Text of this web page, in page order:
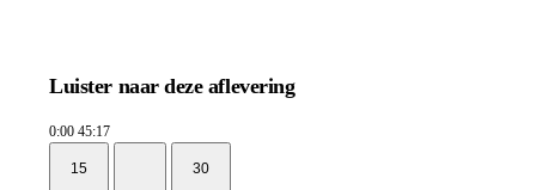
Luister naar deze aflevering
0:00 45:17
15 30